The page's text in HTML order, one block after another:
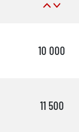
10 000
11 500